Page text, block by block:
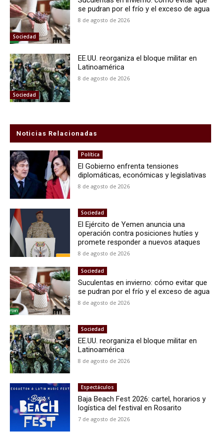
Sociedad
se pudran por el frío y el exceso de agua
8 de agosto de 2026
Sociedad
EE.UU. reorganiza el bloque militar en
Latinoamérica
8 de agosto de 2026
Noticias Relacionadas
Política
El Gobierno enfrenta tensiones
diplomáticas, económicas y legislativas
8 de agosto de 2026
Sociedad
El Ejército de Yemen anuncia una
operación contra posiciones hutíes y
promete responder a nuevos ataques
8 de agosto de 2026
Sociedad
Suculentas en invierno: cómo evitar que
se pudran por el frío y el exceso de agua
8 de agosto de 2026
Sociedad
EE.UU. reorganiza el bloque militar en
Latinoamérica
8 de agosto de 2026
Espectáculos
Baja Beach Fest 2026: cartel, horarios y
logística del festival en Rosarito
7 de agosto de 2026